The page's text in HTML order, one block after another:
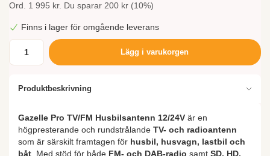
Ord. 1 995 kr. Du sparar 200 kr (10%)
Finns i lager för omgående leverans
Lägg i varukorgen
Produktbeskrivning
Gazelle Pro TV/FM Husbilsantenn 12/24V är en
högpresterande och rundstrålande TV- och radioantenn
som är särskilt framtagen för husbil, husvagn, lastbil och
båt. Med stöd för både FM- och DAB-radio samt SD, HD,